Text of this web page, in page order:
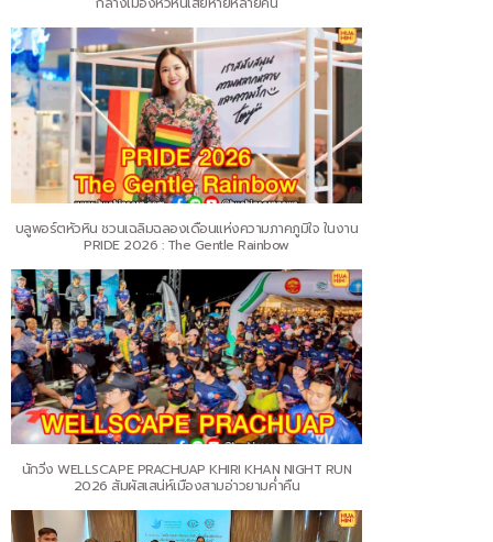
บลูพอร์ตหัวหิน ชวนเฉลิมฉลองเดือนแห่งความภาคภูมิใจ ในงาน
PRIDE 2026 : The Gentle Rainbow
นักวิ่ง WELLSCAPE PRACHUAP KHIRI KHAN NIGHT RUN
2026 สัมผัสเสน่ห์เมืองสามอ่าวยามค่ำคืน